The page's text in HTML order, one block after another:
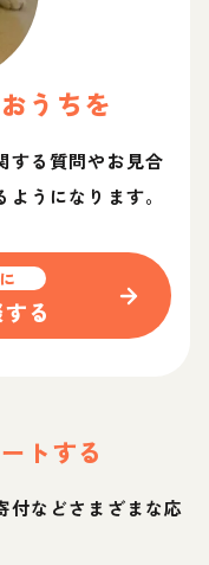
うちを
する質問やお見合
うになります。
る
トする
付などさまざまな応